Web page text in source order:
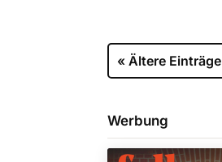
« Ältere Einträge
Werbung